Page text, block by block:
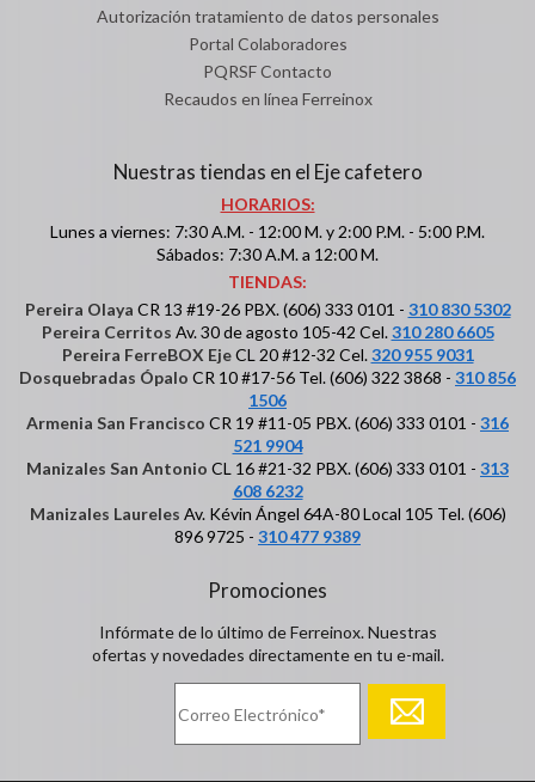
Autorización tratamiento de datos personales
Portal Colaboradores
PQRSF Contacto
Recaudos en línea Ferreinox
Nuestras tiendas en el Eje cafetero
HORARIOS:
Lunes a viernes: 7:30 A.M. - 12:00 M. y 2:00 P.M. - 5:00 P.M.
Sábados: 7:30 A.M. a 12:00 M.
TIENDAS:
Pereira Olaya CR 13 #19-26 PBX. (606) 333 0101 - 310 830 5302
Pereira Cerritos Av. 30 de agosto 105-42 Cel.310 280 6605
Pereira FerreBOX EjeCL 20 #12-32 Cel.320 955 9031
Dosquebradas Ópalo CR 10 #17-56 Tel. (606) 322 3868 - 310 856
1506
Armenia San Francisco CR 19 #11-05 PBX. (606) 333 0101 - 316
521 9904
Manizales San Antonio CL 16 #21-32 PBX. (606) 333 0101 - 313
608 6232
Manizales Laureles Av. Kévin Ángel 64A-80 Local 105 Tel. (606)
896 9725 - 310 477 9389
Promociones
Infórmate de lo último de Ferreinox. Nuestras
ofertas y novedades directamente en tu e-mail.